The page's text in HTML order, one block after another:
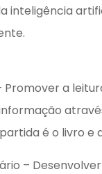
inteligência
Promover a
é o livro e
–